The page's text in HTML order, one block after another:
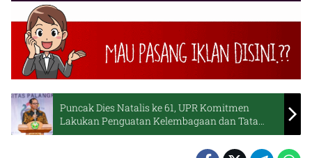
Puncak Dies Natalis ke 61, UPR Komitmen
Lakukan Penguatan Kelembagaan dan Tata
Kelola Badan Layanan Umum